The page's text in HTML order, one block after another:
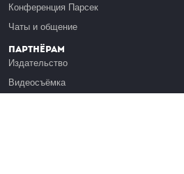
Конференция Парсек
Чаты и общение
Партнёрам
Издательство
Видеосъёмка